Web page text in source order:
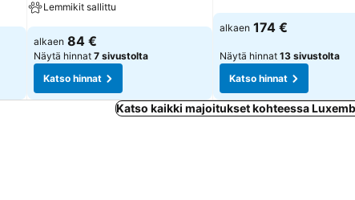
Lemmikit sallittu
alkaen 84 €
Näytä hinnat 7 sivustolta
Katso hinnat
alkaen 174 €
Näytä hinnat 13 sivustolta
Katso hinnat
Katso kaikki majoitukset kohteessa